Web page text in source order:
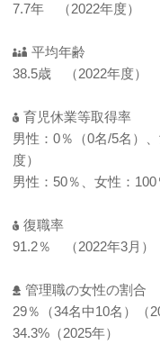
7.7年 （2022年度）
平均年齢
38.5歳 （2022年度）
育児休業等取得率
男性：0％（0名/5名）
度）
男性：50％、女性：100
復職率
91.2％ （2022年3月）
管理職の女性の割合
29％（34名中10名）（
34.3%（2025年）